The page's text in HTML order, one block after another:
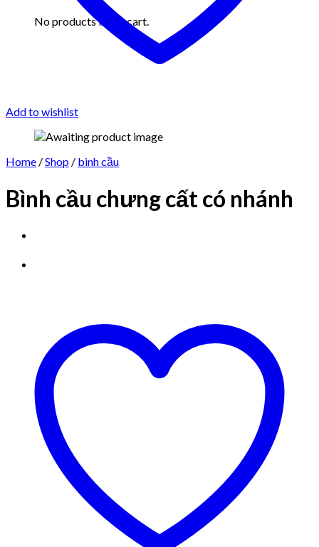
No products in the cart.
Add to wishlist
Home /Shop / bình cầu
Bình cầu chưng cất có nhánh